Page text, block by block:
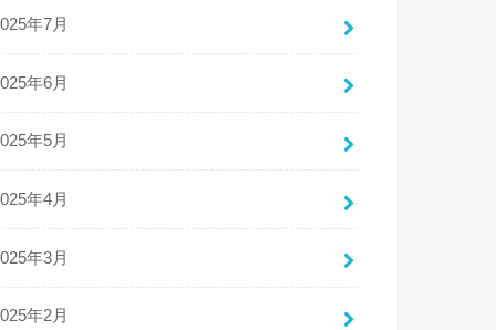
年7月
年6月
年5月
年4月
年3月
年2月